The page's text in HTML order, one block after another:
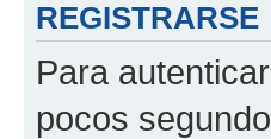
REGISTRARSE
Para
pocos